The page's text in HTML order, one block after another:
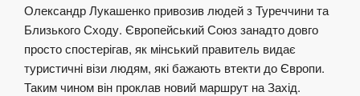
Олександр Лукашенко привозив людей з Туреччини та
Близького Сходу. Європейський Союз занадто довго
просто спостерігав, як мінський правитель видає
туристичні візи людям, які бажають втекти до Європи.
Таким чином він проклав новий маршрут на Захід.